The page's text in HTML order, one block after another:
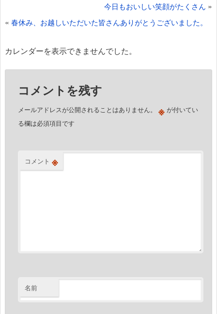
稿
ビ
今日もおいしい笑顔がたくさん »
« 春休み、お越しいただいた皆さんありがとうございました。
カレンダーを表示できませんでした。
コメントを残す
メールアドレスが公開されることはありません。 ※が付いてい
る欄は必須項目です
コメント ※
名前